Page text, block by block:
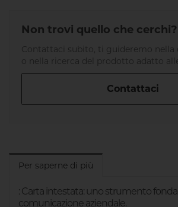
Non trovi quello che cerchi?
Contattaci subito, ti guideremo nella
o nella ricerca del prodotto adatto
Contattaci
Per saperne di più
: Carta intestata: uno strumento
comunicazione aziendale.